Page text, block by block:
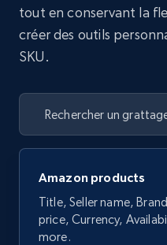
tout en conservant la
créer des outils
SKU.
Amazon products
Title, Seller name,
price, Currency,
more.